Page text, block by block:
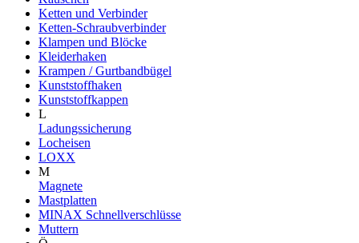
Ketten und Verbinder
Ketten-Schraubverbinder
Klampen und Blöcke
Kleiderhaken
Krampen / Gurtbandbügel
Kunststoffhaken
Kunststoffkappen
L
Ladungssicherung
Locheisen
LOXX
M
Magnete
Mastplatten
MINAX Schnellverschlüsse
Muttern